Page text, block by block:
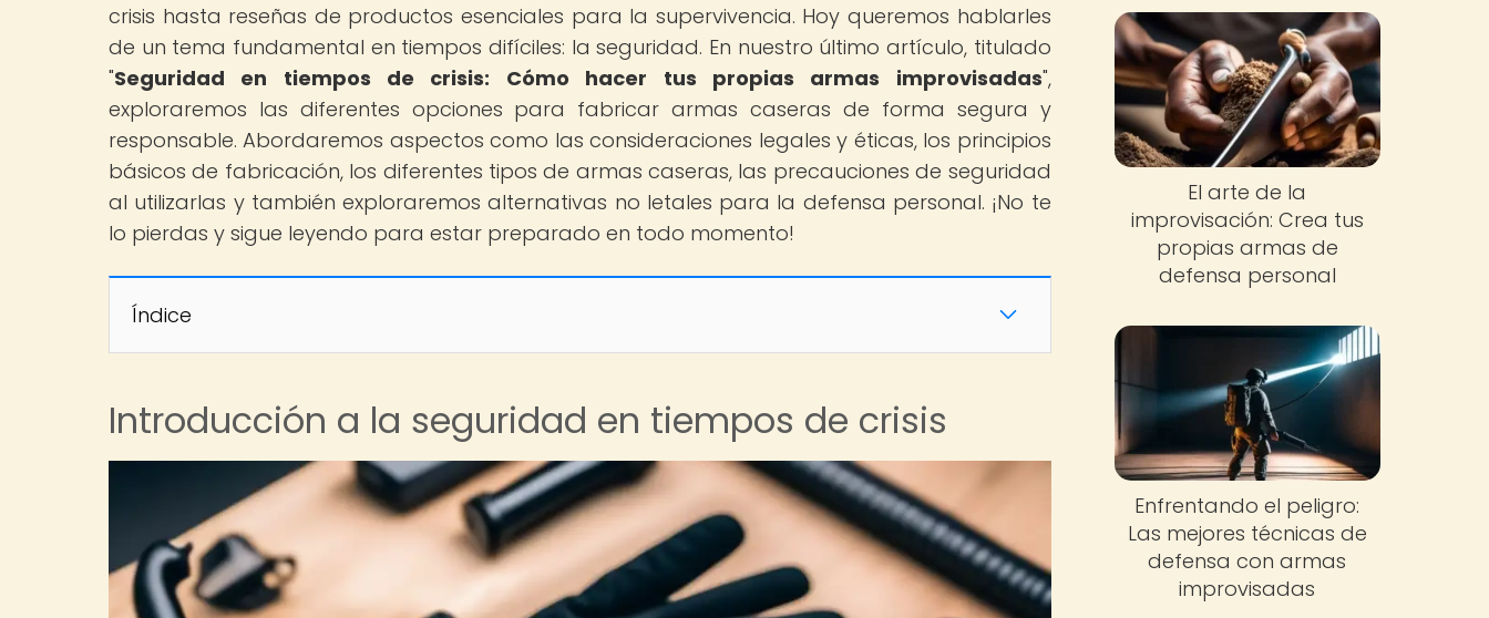
crisis hasta reseñas de productos esenciales para la supervivencia. Hoy queremos hablarles
de un tema fundamental en tiempos difíciles: la seguridad. En nuestro último artículo, titulado
"Seguridad en tiempos de crisis: Cómo hacer tus propias armas improvisadas",
exploraremos las diferentes opciones para fabricar armas caseras de forma segura y
responsable. Abordaremos aspectos como las consideraciones legales y éticas, los principios
básicos de fabricación, los diferentes tipos de armas caseras, las precauciones de seguridad
al utilizarlas y también exploraremos alternativas no letales para la defensa personal. ¡No te
lo pierdas y sigue leyendo para estar preparado en todo momento!
Índice
Introducción a la seguridad en tiempos de crisis
El arte de la
improvisación: Crea tus
propias armas de
defensa personal
Enfrentando el peligro:
Las mejores técnicas de
defensa con armas
improvisadas